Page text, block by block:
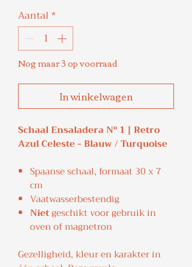
Aantal *
Nog maar 3 op voorraad
In winkelwagen
Schaal Ensaladera Nº 1 | Retro
Azul Celeste - Blauw / Turquoise
Spaanse schaal, formaat 30 x 7
cm
Vaatwasserbestendig
Nietgeschikt voor gebruik in
oven of magnetron
Gezelligheid, kleur en karakter in